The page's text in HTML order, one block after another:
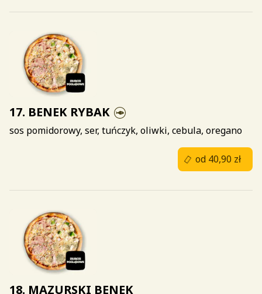
17. BENEK RYBAK
sos pomidorowy, ser, tuńczyk, oliwki, cebula, oregano
18. MAZURSKI BENEK